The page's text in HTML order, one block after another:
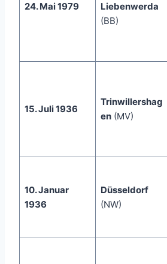
24. Mai 1979
Liebenwerda
(BB)
15. Juli 1936
Trinwillershag
en(MV)
10. Januar
1936
Düsseldorf
(NW)